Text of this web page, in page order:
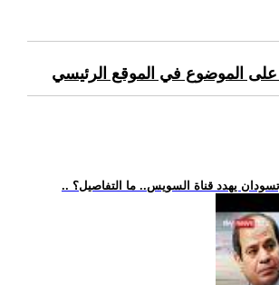
على الموضوع في الموقع الرئيسي